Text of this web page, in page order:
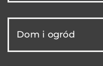
Dom i ogród